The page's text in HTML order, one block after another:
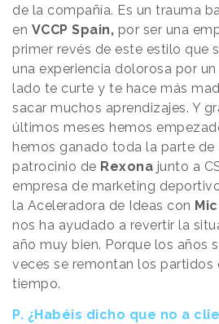
de la compañía. Es un trauma
en VCCP Spain, por ser una
primer revés de este estilo que
una experiencia dolorosa por
lado te curte y te hace más
sacar muchos aprendizajes. Y
últimos meses hemos
hemos ganado toda la parte
patrocinio de Rexona junto a
empresa de marketing
la Aceleradora de Ideas con
nos ha ayudado a revertir la
año muy bien. Porque los años
veces se remontan los partidos
tiempo.
P. ¿Habéis dicho que no a